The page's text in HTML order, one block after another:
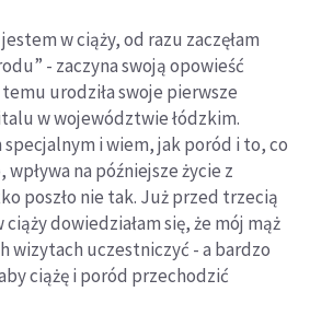
w ciąży, od razu zaczęłam
- zaczyna swoją opowieść
urodziła swoje pierwsze
w województwie łódzkim.
i wiem, jak poród i to, co
wpływa na późniejsze życie z
poszło nie tak. Już przed trzecią
dowiedziałam się, że mój mąż
wizytach uczestniczyć - a bardzo
ciążę i poród przechodzić